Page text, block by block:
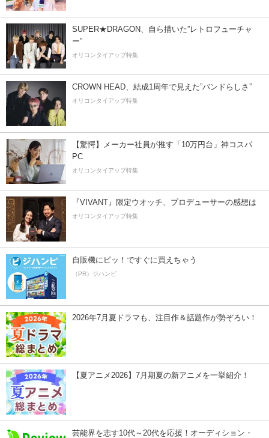
SUPER★DRAGON、自ら描いた”レトロフューチャ
ー”
オリコンタイアップ特集
CROWN HEAD、結成1周年で見えた”バンドらしさ”
オリコンタイアップ特集
【驚愕】メーカー社員が推す「10万円台」神コスパ
PC
オリコンタイアップ特集
『VIVANT』限定ウオッチ、プロデューサーの感想は
オリコンタイアップ特集
自販機にピッ！ですぐに買えちゃう
（PR）ジハンピ
2026年7月夏ドラマも、注目作＆話題作が勢ぞろい！
【夏アニメ2026】7月期夏の新アニメを一挙紹介！
芸能界を志す10代～20代を応援！オーディション・